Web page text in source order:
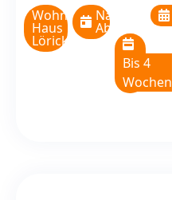
Wohnstift
Haus
Lörick
Nach
Absprache
Bis 4
Wochen